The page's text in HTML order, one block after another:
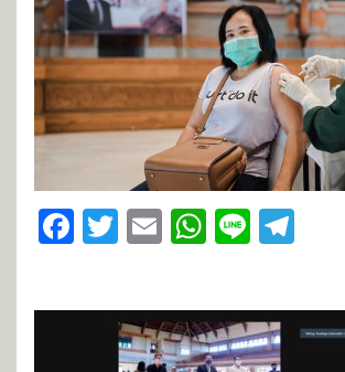
Facebook
Twitter
EmailWhatsApp
Line